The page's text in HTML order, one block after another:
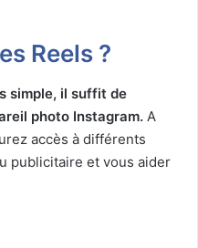
Reels ?
simple, il suffit de
photo Instagram. A
accès à différents
publicitaire et vous aider